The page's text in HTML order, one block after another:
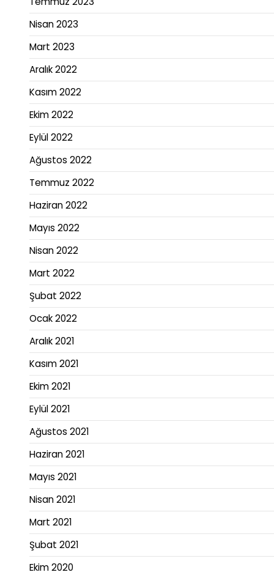
Nisan 2023
Mart 2023
Aralık 2022
Kasım 2022
Ekim 2022
Eylül 2022
Ağustos 2022
Temmuz 2022
Haziran 2022
Mayıs 2022
Nisan 2022
Mart 2022
Şubat 2022
Ocak 2022
Aralık 2021
Kasım 2021
Ekim 2021
Eylül 2021
Ağustos 2021
Haziran 2021
Mayıs 2021
Nisan 2021
Mart 2021
Şubat 2021
Ekim 2020